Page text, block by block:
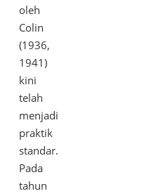
oleh
Colin
(1936,
1941)
kini
telah
menjadi
praktik
standar.
Pada
tahun